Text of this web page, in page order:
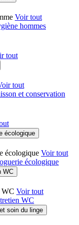
Voir tout
hommes
tout
tout
et conservation
écologique
écologique Voir tout
écologique
WC
WC Voir tout
WC
soin du linge